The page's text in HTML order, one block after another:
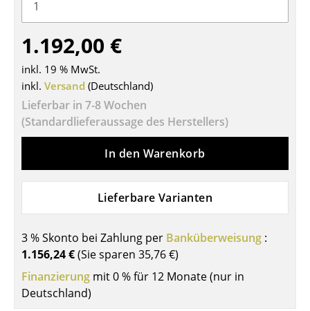
Tische
Esstische
Beistelltische
Couchtische
Schreibtische
Konferenztische
Stehtische & Stehpulte
Kindertische
Gartentische
Servierwagen
1.192,00 €
inkl. 19 % MwSt.
inkl. Versand (Deutschland)
Lieferbar in 7-8 Wochen
(Standardlieferaussage des Herstellers)
In den Warenkorb
Lieferbare Varianten
3 % Skonto bei Zahlung per Banküberweisung :
1.156,24 €(Sie sparen 35,76 €)
Finanzierung mit 0 % für 12 Monate (nur in
Deutschland)